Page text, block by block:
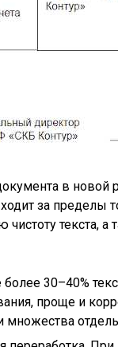
в новой
за пределы
чистоту текста,
30–40%
проще и
множества